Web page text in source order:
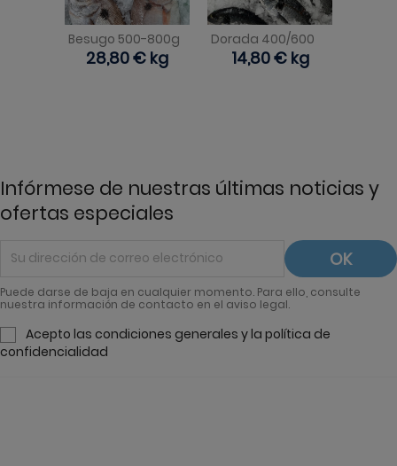
Besugo 500-800g
Precio
28,80 € kg
Dorada 400/600
Precio
14,80 € kg
Infórmese de nuestras últimas noticias y
ofertas especiales
Puede darse de baja en cualquier momento. Para ello, consulte
nuestra información de contacto en el aviso legal.
Acepto las condiciones generales y la política de
confidencialidad